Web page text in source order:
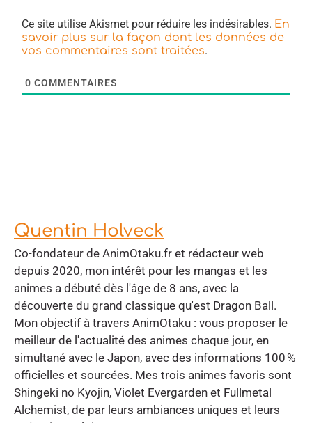
Ce site utilise Akismet pour réduire les indésirables. En
savoir plus sur la façon dont les données de
vos commentaires sont traitées.
0 COMMENTAIRES
Quentin Holveck
Co-fondateur de AnimOtaku.fr et rédacteur web
depuis 2020, mon intérêt pour les mangas et les
animes a débuté dès l'âge de 8 ans, avec la
découverte du grand classique qu'est Dragon Ball.
Mon objectif à travers AnimOtaku : vous proposer le
meilleur de l'actualité des animes chaque jour, en
simultané avec le Japon, avec des informations 100 %
officielles et sourcées. Mes trois animes favoris sont
Shingeki no Kyojin, Violet Evergarden et Fullmetal
Alchemist, de par leurs ambiances uniques et leurs